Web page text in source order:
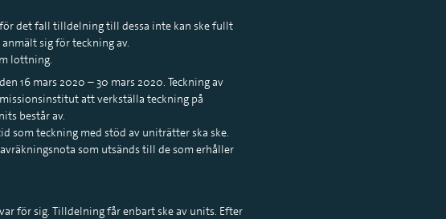
det fall tilldelning till dessa inte kan ske fullt
sig för teckning av.
lottning.
16 mars 2020 – 30 mars 2020. Teckning av
att verkställa teckning på
består av.
som teckning med stöd av uniträtter ska ske.
som utsänds till de som erhåller
för sig. Tilldelning får enbart ske av units. Efter